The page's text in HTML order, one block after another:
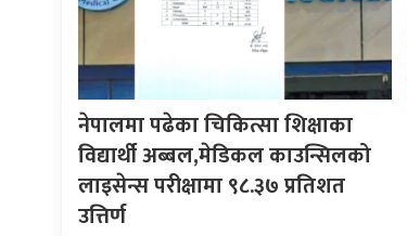
नेपालमा पढेका चिकित्सा शिक्षाका
विद्यार्थी अब्बल,मेडिकल काउन्सिलको
लाइसेन्स परीक्षामा ९८.३७ प्रतिशत
उत्तिर्ण